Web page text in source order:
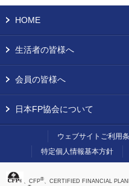
HOME
生活者の皆様へ
会員の皆様へ
日本FP協会について
ウェブサイトご利用
特定個人情報基本方針
、CFP® 、CERTIFIED FINANCIAL